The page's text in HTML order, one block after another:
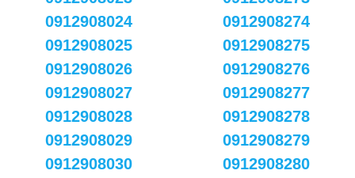
0912908024
0912908025
0912908026
0912908027
0912908028
0912908029
0912908030
0912908274
0912908275
0912908276
0912908277
0912908278
0912908279
0912908280